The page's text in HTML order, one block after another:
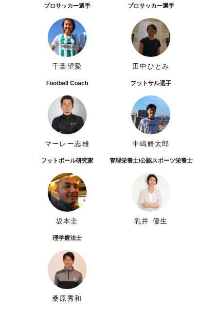
プロサッカー選手
千葉望愛
プロサッカー選手
田中ひとみ
Football Coach
マーレー志雄
フットサル選手
中嶋脩太郎
フットボール研究家
坂本圭
管理栄養士/公認スポーツ栄養士
乳井 優生
理学療法士
桑原秀和